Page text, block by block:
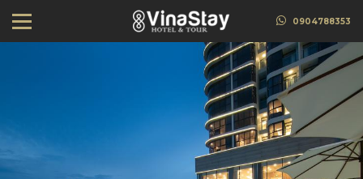
0904788353